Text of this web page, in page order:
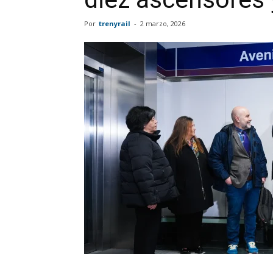
Por trenyrail - 2 marzo, 2026